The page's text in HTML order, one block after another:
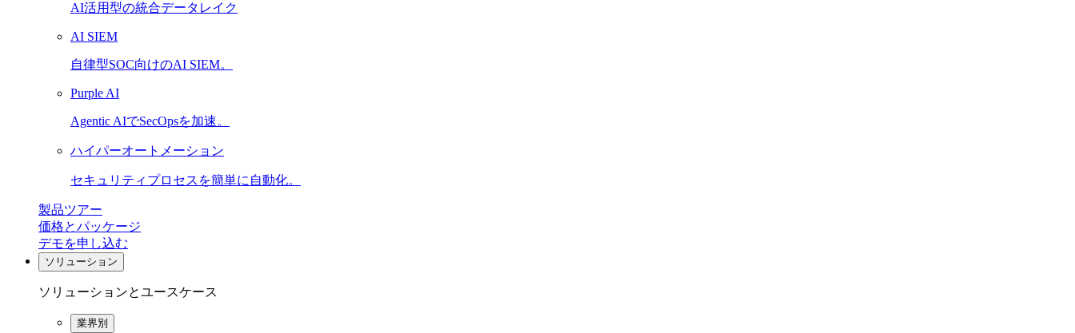
AI活用型の統合データレイク
AI SIEM
自律型SOC向けのAI SIEM。
Purple AI
Agentic AIでSecOpsを加速。
ハイパーオートメーション
セキュリティプロセスを簡単に自動化。
製品ツアー
価格とパッケージ
デモを申し込む
ソリューション
ソリューションとユースケース
業界別